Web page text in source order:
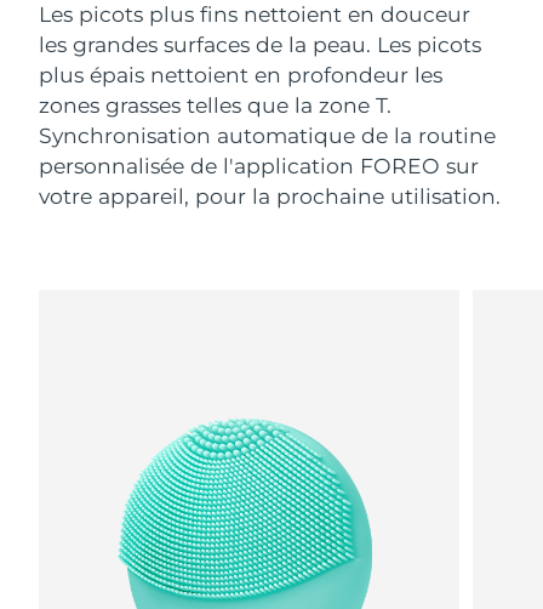
Les picots plus fins nettoient en douceur
les grandes surfaces de la peau. Les picots
plus épais nettoient en profondeur les
zones grasses telles que la zone T.
Synchronisation automatique de la routine
personnalisée de l'application FOREO sur
votre appareil, pour la prochaine utilisation.